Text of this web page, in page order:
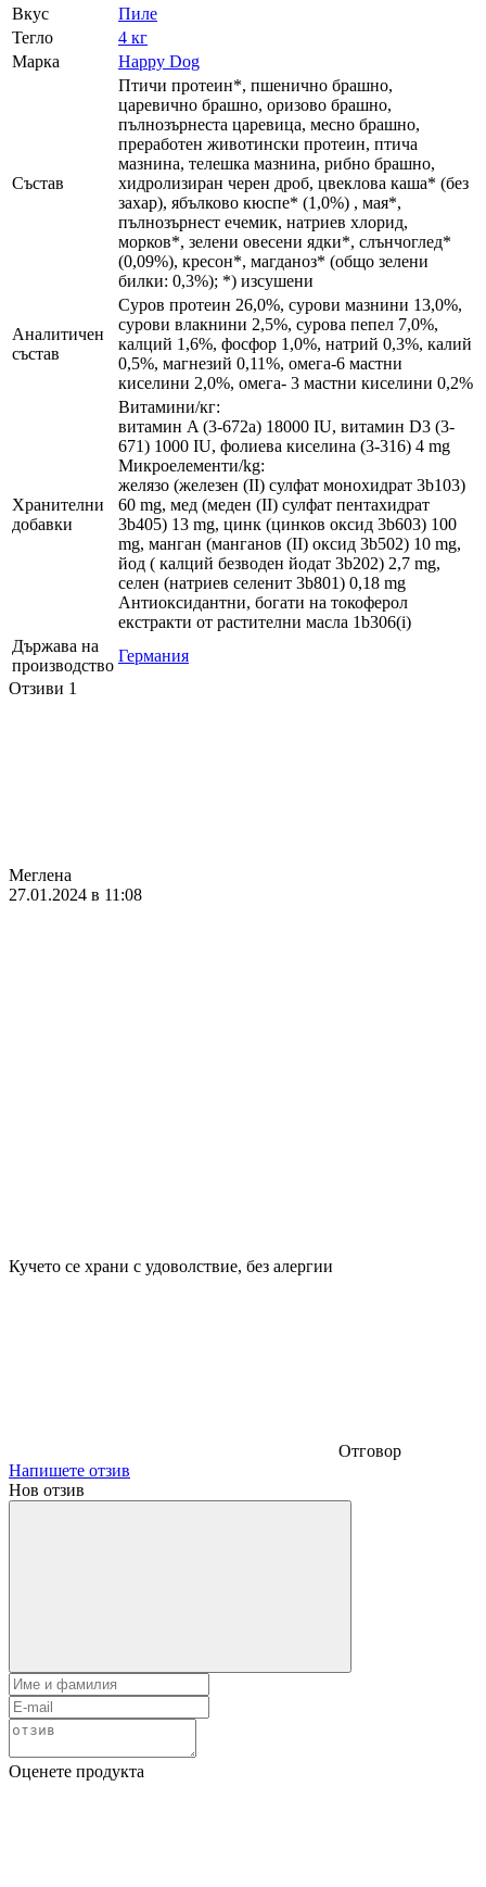
Вкус
Пиле
Тегло
4 кг
Марка
Happy Dog
Състав
Птичи протеин*, пшенично брашно,
царевично брашно, оризово брашно,
пълнозърнеста царевица, месно брашно,
преработен животински протеин, птича
мазнина, телешка мазнина, рибно брашно,
хидролизиран черен дроб, цвеклова каша* (без
захар), ябълково кюспе* (1,0%) , мая*,
пълнозърнест ечемик, натриев хлорид,
морков*, зелени овесени ядки*, слънчоглед*
(0,09%), кресон*, магданоз* (общо зелени
билки: 0,3%); *) изсушени
Аналитичен
състав
Суров протеин 26,0%, сурови мазнини 13,0%,
сурови влакнини 2,5%, сурова пепел 7,0%,
калций 1,6%, фосфор 1,0%, натрий 0,3%, калий
0,5%, магнезий 0,11%, омега-6 мастни
киселини 2,0%, омега- 3 мастни киселини 0,2%
Хранителни
добавки
Витамини/кг:
витамин A (3-672a) 18000 IU, витамин D3 (3-
671) 1000 IU, фолиева киселина (3-316) 4 mg
Микроелементи/kg:
желязо (железен (II) сулфат монохидрат 3b103)
60 mg, мед (меден (II) сулфат пентахидрат
3b405) 13 mg, цинк (цинков оксид 3b603) 100
mg, манган (манганов (II) оксид 3b502) 10 mg,
йод ( калций безводен йодат 3b202) 2,7 mg,
селен (натриев селенит 3b801) 0,18 mg
Антиоксидантни, богати на токоферол
екстракти от растителни масла 1b306(i)
Държава на
производство
Германия
Отзиви 1
Mеглена
27.01.2024 в 11:08
Кучето се храни с удоволствие, без алергии
Отговор
Напишете отзив
Нов отзив
Оценете продукта